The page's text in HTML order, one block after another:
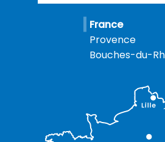
France
Provence
Bouches-du-